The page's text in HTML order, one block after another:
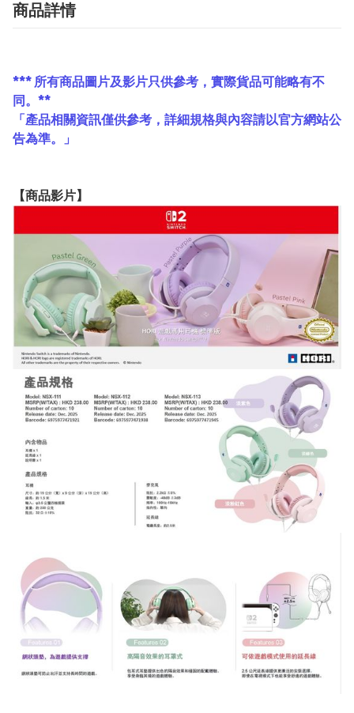
商品詳情
*** 所有商品圖片及影片只供參考，實際貨品可能略有不
同。**
「產品相關資訊僅供參考，詳細規格與內容請以官方網站公
告為準。」
【商品影片】